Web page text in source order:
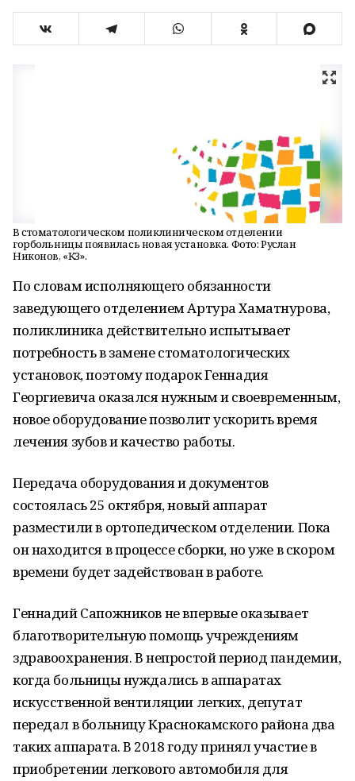
В стоматологическом поликлиническом отделении
горбольницы появилась новая установка. Фото: Руслан
Никонов, «КЗ».
По словам исполняющего обязанности
заведующего отделением Артура Хаматнурова,
поликлиника действительно испытывает
потребность в замене стоматологических
установок, поэтому подарок Геннадия
Георгиевича оказался нужным и своевременным,
новое оборудование позволит ускорить время
лечения зубов и качество работы.
Передача оборудования и документов
состоялась 25 октября, новый аппарат
разместили в ортопедическом отделении. Пока
он находится в процессе сборки, но уже в скором
времени будет задействован в работе.
Геннадий Сапожников не впервые оказывает
благотворительную помощь учреждениям
здравоохранения. В непростой период пандемии,
когда больницы нуждались в аппаратах
искусственной вентиляции легких, депутат
передал в больницу Краснокамского района два
таких аппарата. В 2018 году принял участие в
приобретении легкового автомобиля для